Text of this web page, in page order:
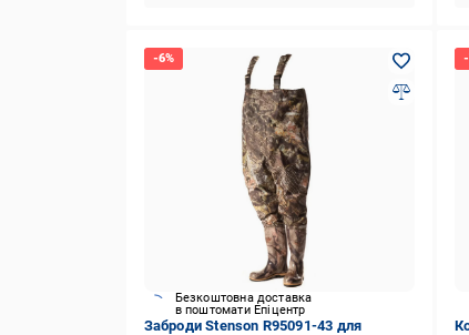
Безкоштовна доставка
в поштомати Епіцентр
Заброди Stenson R95091-43 для